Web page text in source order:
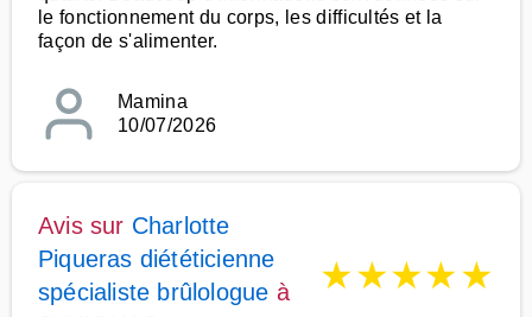
le fonctionnement du corps, les difficultés et la
façon de s'alimenter.
Mamina
10/07/2026
Avis sur Charlotte
Piqueras diététicienne
spécialiste brûlologue à
★★★★★